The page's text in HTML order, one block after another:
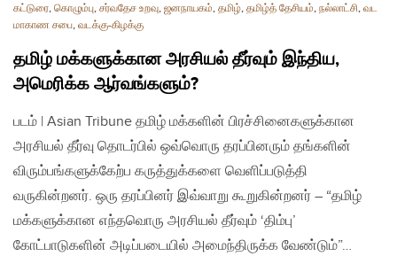
கட்டுரை, கொழும்பு, சர்வதேச உறவு, ஜனநாயகம், தமிழ், தமிழ்த் தேசியம், நல்லாட்சி, வட
மாகாண சபை, வடக்கு-கிழக்கு
தமிழ் மக்களுக்கான அரசியல் தீர்வும் இந்திய,
அமெரிக்க ஆர்வங்களும்?
படம் | Asian Tribune தமிழ் மக்களின் பிரச்சினைகளுக்கான
அரசியல் தீர்வு தொடர்பில் ஒவ்வொரு தரப்பினரும் தங்களின்
விரும்பங்களுக்கேற்ப கருத்துக்களை வெளிப்படுத்தி
வருகின்றனர். ஒரு தரப்பினர் இவ்வாறு கூறுகின்றனர் – “தமிழ்
மக்களுக்கான எந்தவொரு அரசியல் தீர்வும் ‘திம்பு’
கோட்பாடுகளின் அடிப்படையில் அமைந்திருக்க வேண்டும்”…